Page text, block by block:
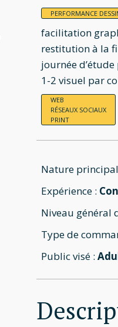
PERFORMANCE
facilitation
restitution à la
journée d’étude
1-2 visuel par
WEB
RÉSEAUX SOCIAUX
PRINT
Nature
Expérience :
Niveau général
Type de
Public visé :